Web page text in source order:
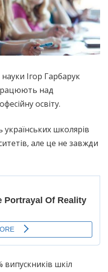
науки Ігор Гарбарук
над
освіту.
школярів
але це не завжди
випускників шкіл